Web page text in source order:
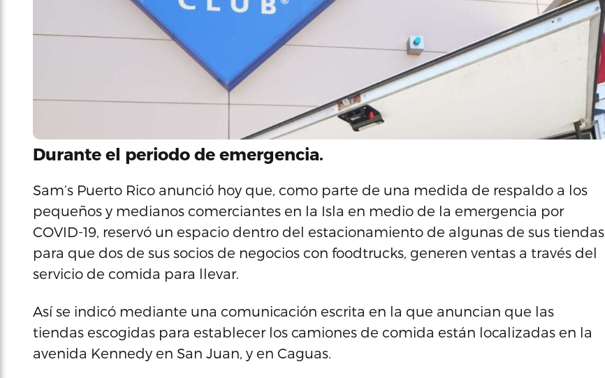
Durante el periodo de emergencia.
Sam’s Puerto Rico anunció hoy que, como parte de una medida de respaldo a los
pequeños y medianos comerciantes en la Isla en medio de la emergencia por
COVID-19, reservó un espacio dentro del estacionamiento de algunas de sus tiendas
para que dos de sus socios de negocios con foodtrucks, generen ventas a través del
servicio de comida para llevar.
Así se indicó mediante una comunicación escrita en la que anuncian que las
tiendas escogidas para establecer los camiones de comida están localizadas en la
avenida Kennedy en San Juan, y en Caguas.